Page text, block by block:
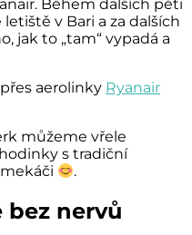
Během dalších pěti
v Bari a za dalších
jak to „tam“ vypadá a
aerolinky Ryanair
můžeme vřele
s tradiční
.
bez nervů